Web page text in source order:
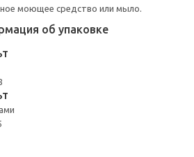
моющее средство или мыло.
об упаковке